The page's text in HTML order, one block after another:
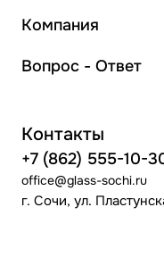
Компания
Вопрос - Ответ
Контакты
+7 (862) 555-10-
office@glass-sochi.ru
г. Сочи, ул.